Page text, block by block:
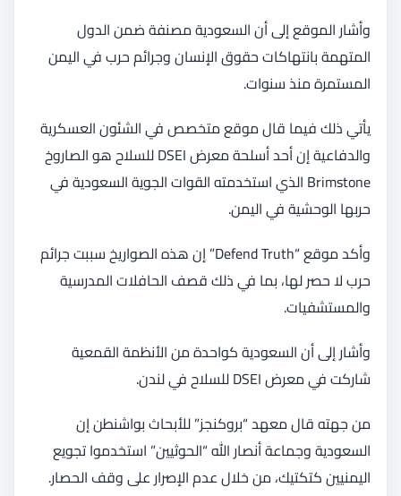
وأشار الموقع إلى أن السعودية مصنفة ضمن الدول
المتهمة بانتهاكات حقوق الإنسان وجرائم حرب في اليمن
المستمرة منذ سنوات.
يأتي ذلك فيما قال موقع متخصص في الشئون العسكرية
والدفاعية إن أحد أسلحة معرض DSEI للسلاح هو الصاروخ
Brimstone الذي استخدمته القوات الجوية السعودية في
حربها الوحشية في اليمن.
وأكد موقع “Defend Truth” إن هذه الصواريخ سببت جرائم
حرب لا حصر لها، بما في ذلك قصف الحافلات المدرسية
والمستشفيات.
وأشار إلى أن السعودية كواحدة من الأنظمة القمعية
شاركت في معرض DSEI للسلاح في لندن.
من جهته قال معهد “بروكنجز” للأبحاث بواشنطن إن
السعودية وجماعة أنصار الله “الحوثيين” استخدموا تجويع
اليمنيين كتكتيك، من خلال عدم الإصرار على وقف الحصار.